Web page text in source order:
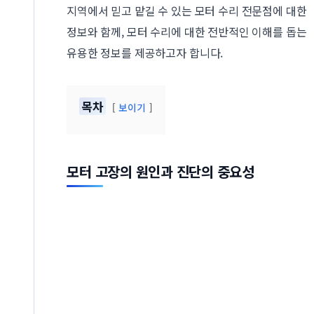
지역에서 믿고 맡길 수 있는 모터 수리 전문점에 대한
정보와 함께, 모터 수리에 대한 전반적인 이해를 돕는
유용한 정보를 제공하고자 합니다.
목차 보이기
모터 고장의 원인과 진단의 중요성